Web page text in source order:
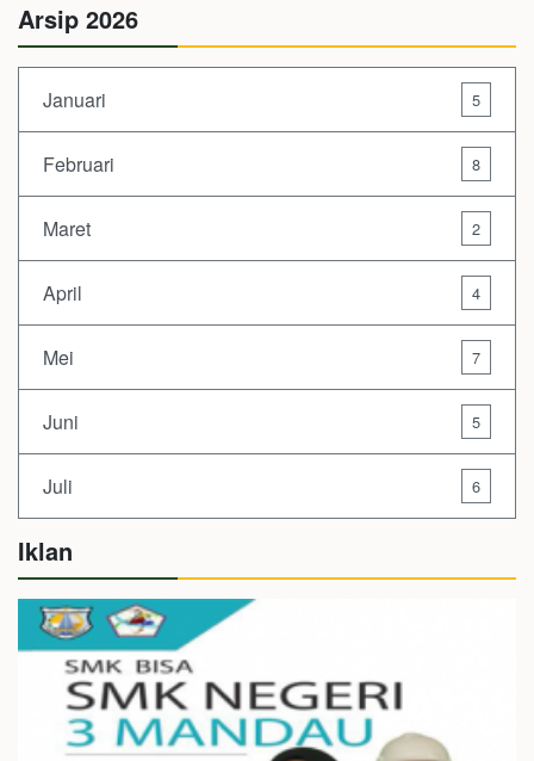
Arsip 2026
Januari 5
Februari 8
Maret 2
April 4
Mei 7
Juni 5
Juli 6
Iklan